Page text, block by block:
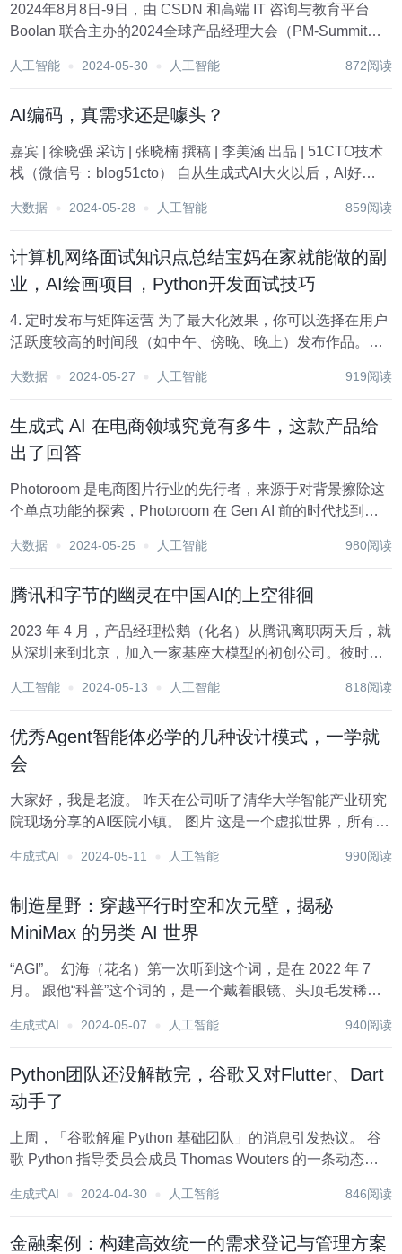
2024年8月8日-9日，由 CSDN 和高端 IT 咨询与教育平台
Boolan 联合主办的2024全球产品经理大会（PM-Summit）
2009年，至今已有15年行业积累和开拓，作为全球产品创新
人工智能 2024-05-30 人工智能 872阅读
AI编码，真需求还是噱头？
嘉宾 | 徐晓强 采访 | 张晓楠 撰稿 | 李美涵 出品 | 51CTO技术
栈（微信号：blog51cto） 自从生成式AI大火以后，AI好
程工具是否能取代程序员的话题就会被再次讨论。 AI编程...
大数据 2024-05-28 人工智能 859阅读
计算机网络面试知识点总结宝妈在家就能做的副
业，AI绘画项目，Python开发面试技巧
4. 定时发布与矩阵运营 为了最大化效果，你可以选择在用户
活跃度较高的时间段（如中午、傍晚、晚上）发布作品。此
是全部的制作流程，我还录制了一份全流程视频，需要的可
大数据 2024-05-27 人工智能 919阅读
生成式 AI 在电商领域究竟有多牛，这款产品给
出了回答
Photoroom 是电商图片行业的先行者，来源于对背景擦除这
个单点功能的探索，Photoroom 在 Gen AI 前的时代找到了
迭代，Photoroom 在商业图片制作领域的可用性更强了。目
大数据 2024-05-25 人工智能 980阅读
腾讯和字节的幽灵在中国AI的上空徘徊
2023 年 4 月，产品经理松鹅（化名）从腾讯离职两天后，就
从深圳来到北京，加入一家基座大模型的初创公司。彼时，
拗口的中文名字：月之暗面。 那时候这家公司的产品团队，
人工智能 2024-05-13 人工智能 818阅读
优秀Agent智能体必学的几种设计模式，一学就
会
大家好，我是老渡。 昨天在公司听了清华大学智能产业研究
院现场分享的AI医院小镇。 图片 这是一个虚拟世界，所有的
交互。它们模拟了整个诊病看病的过程，在涵盖主要呼吸道
生成式AI 2024-05-11 人工智能 990阅读
制造星野：穿越平行时空和次元壁，揭秘
MiniMax 的另类 AI 世界
“AGI”。 幻海（花名）第一次听到这个词，是在 2022 年 7
月。 跟他“科普”这个词的，是一个戴着眼镜、头顶毛发稀
在这家位于漕河泾科技园的公司那面粉紫色的磨砂屏风上，
生成式AI 2024-05-07 人工智能 940阅读
Python团队还没解散完，谷歌又对Flutter、Dart
动手了
上周，「谷歌解雇 Python 基础团队」的消息引发热议。 谷
歌 Python 指导委员会成员 Thomas Wouters 的一条动态让
管，都被裁员 —— 哦，是职位被削减，而你被要求安排他们
生成式AI 2024-04-30 人工智能 846阅读
金融案例：构建高效统一的需求登记与管理方案